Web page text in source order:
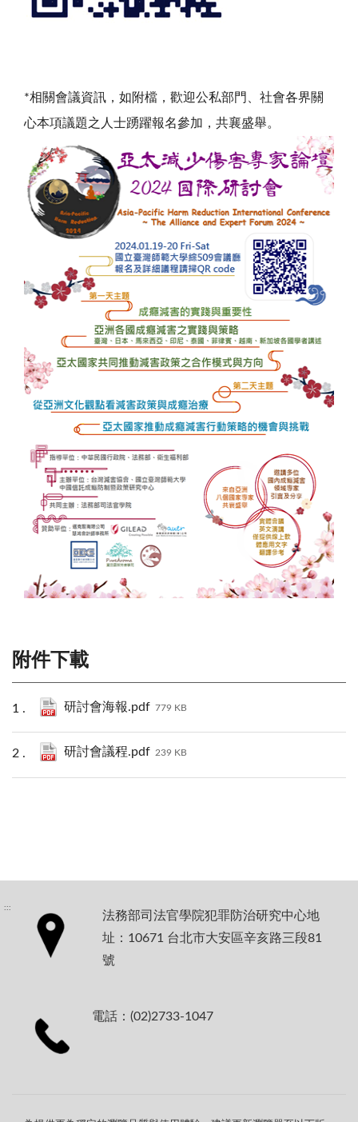
*相關會議資訊，如附檔，歡迎公私部門、社會各界關
心本項議題之人士踴躍報名參加，共襄盛舉。
附件下載
研討會海報.pdf 779 KB
研討會議程.pdf 239 KB
:::
法務部司法官學院犯罪防治研究中心地
址：10671 台北市大安區辛亥路三段81
號
電話：(02)2733-1047